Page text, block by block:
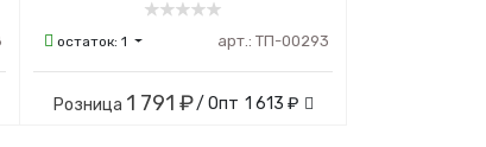
остаток:1 арт.: ТП-00293
Розница 1 791 ₽/ Опт 1 613 ₽